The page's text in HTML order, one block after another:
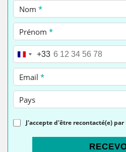
Nom *
Prénom *
Téléphone *
+33
Email *
Pays
J'accepte d'être recontacté(e)